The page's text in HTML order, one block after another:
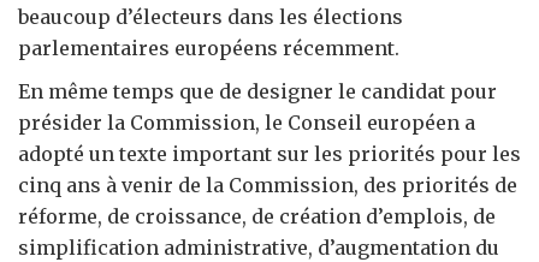
beaucoup d’électeurs dans les élections
parlementaires européens récemment.
En même temps que de designer le candidat pour
présider la Commission, le Conseil européen a
adopté un texte important sur les priorités pour les
cinq ans à venir de la Commission, des priorités de
réforme, de croissance, de création d’emplois, de
simplification administrative, d’augmentation du